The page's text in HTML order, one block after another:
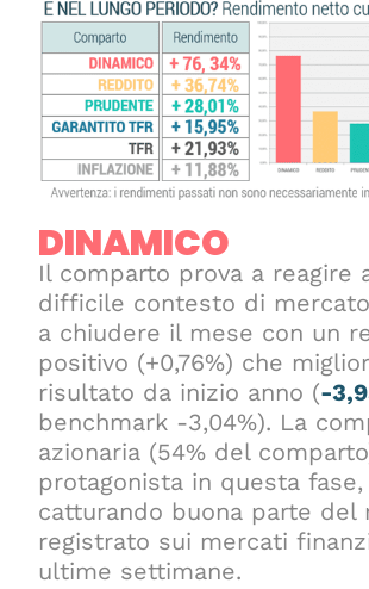
DINAMICO
Il comparto prova a reagire
difficile contesto di
a chiudere il mese con un
positivo (+0,76%) che
risultato da inizio anno (-
benchmark -3,04%). La
azionaria (54% del
protagonista in questa fase,
catturando buona parte del
registrato sui mercati
ultime settimane.